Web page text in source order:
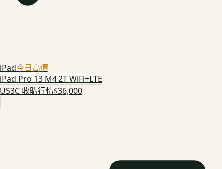
iPad今日高價
iPad Pro 13 M4 2T WiFi+LTE
US3C 收購行情$36,000